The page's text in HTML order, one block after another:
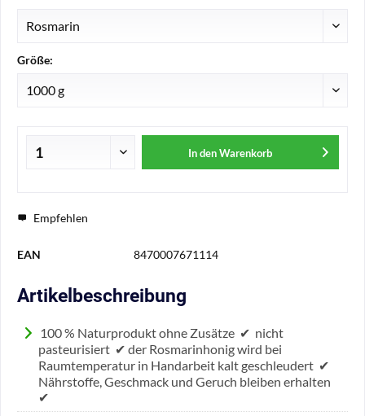
Größe:
In den Warenkorb
Empfehlen
EAN 8470007671114
Artikelbeschreibung
100 % Naturprodukt ohne Zusätze ✔ nicht
pasteurisiert ✔ der Rosmarinhonig wird bei
Raumtemperatur in Handarbeit kalt geschleudert ✔
Nährstoffe, Geschmack und Geruch bleiben erhalten
✔